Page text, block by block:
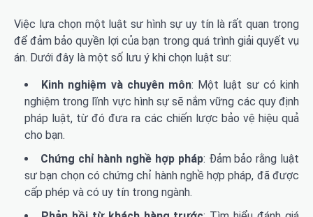
Việc lựa chọn một luật sư hình sự uy tín là rất quan trọng
để đảm bảo quyền lợi của bạn trong quá trình giải quyết vụ
án. Dưới đây là một số lưu ý khi chọn luật sư:
Kinh nghiệm và chuyên môn: Một luật sư có kinh
nghiệm trong lĩnh vực hình sự sẽ nắm vững các quy định
pháp luật, từ đó đưa ra các chiến lược bảo vệ hiệu quả
cho bạn.
Chứng chỉ hành nghề hợp pháp: Đảm bảo rằng luật
sư bạn chọn có chứng chỉ hành nghề hợp pháp, đã được
cấp phép và có uy tín trong ngành.